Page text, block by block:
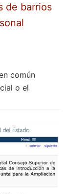
de barrios
común
o el